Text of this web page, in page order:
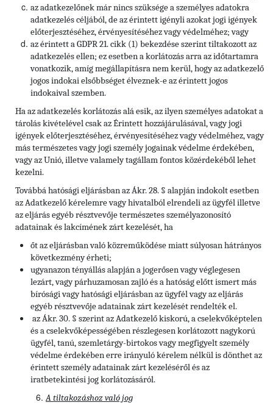
az adatkezelőnek már nincs szüksége a személyes adatokra
adatkezelés céljából, de az érintett igényli azokat jogi igények
előterjesztéséhez, érvényesítéséhez vagy védelméhez; vagy
az érintett a GDPR 21. cikk (1) bekezdése szerint tiltakozott az
adatkezelés ellen; ez esetben a korlátozás arra az időtartamra
vonatkozik, amíg megállapításra nem kerül, hogy az adatkezelő
jogos indokai elsőbbséget élveznek-e az érintett jogos
indokaival szemben.
Ha az adatkezelés korlátozás alá esik, az ilyen személyes adatokat a
tárolás kivételével csak az Érintett hozzájárulásával, vagy jogi
igények előterjesztéséhez, érvényesítéséhez vagy védelméhez, vagy
más természetes vagy jogi személy jogainak védelme érdekében,
vagy az Unió, illetve valamely tagállam fontos közérdekéből lehet
kezelni.
Továbbá hatósági eljárásban az Ákr. 28. § alapján indokolt esetben
az Adatkezelő kérelemre vagy hivatalból elrendeli az ügyfél illetve
az eljárás egyéb résztvevője természetes személyazonosító
adatainak és lakcímének zárt kezelését, ha
őt az eljárásban való közreműködése miatt súlyosan hátrányos
következmény érheti;
ugyanazon tényállás alapján a jogerősen vagy véglegesen
lezárt, vagy párhuzamosan zajló és a hatóság előtt ismert más
bírósági vagy hatósági eljárásban az ügyfél vagy az eljárás
egyéb résztvevője adatainak zárt kezelését rendelték el.
az Ákr. 30. § szerint az Adatkezelő kiskorú, a cselekvőképtelen
és a cselekvőképességében részlegesen korlátozott nagykorú
ügyfél, tanú, szemletárgy-birtokos vagy megfigyelt személy
védelme érdekében erre irányuló kérelem nélkül is dönthet az
érintett személy adatainak zárt kezeléséről és az
iratbetekintési jog korlátozásáról.
A tiltakozáshoz való jog